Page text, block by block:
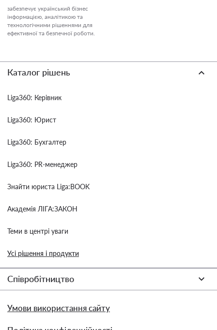
забезпечує український бізнес
інформацією, аналітикою та
технологічними рішеннями для
ефективної та безпечної роботи.
Каталог рішень
Liga360: Керівник
Liga360: Юрист
Liga360: Бухгалтер
Liga360: PR-менеджер
Знайти юриста Liga:BOOK
Академія ЛІГА:ЗАКОН
Теми в центрі уваги
Усі рішення і продукти
Співробітництво
Умови використання сайту